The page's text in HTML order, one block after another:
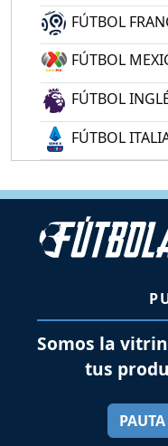
FÚTBOL
FÚTBOL
FÚTBOL
FÚTBOL
Somos la
tus